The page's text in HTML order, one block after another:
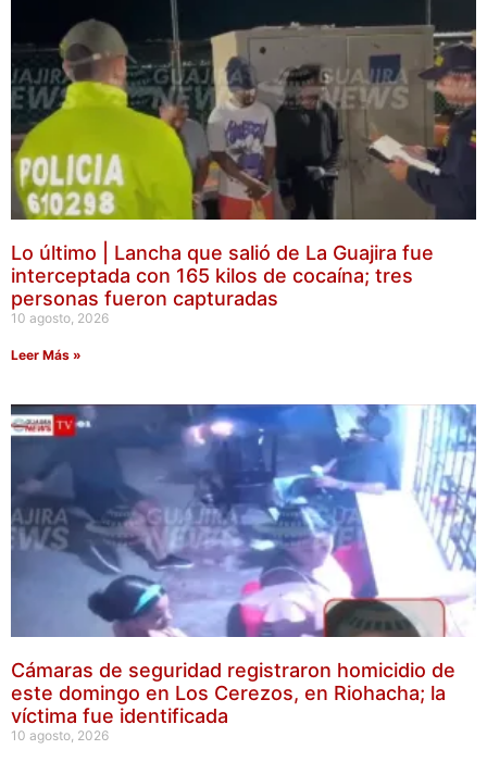
Lo último | Lancha que salió de La Guajira fue
interceptada con 165 kilos de cocaína; tres
personas fueron capturadas
10 agosto, 2026
Leer Más »
Cámaras de seguridad registraron homicidio de
este domingo en Los Cerezos, en Riohacha; la
víctima fue identificada
10 agosto, 2026